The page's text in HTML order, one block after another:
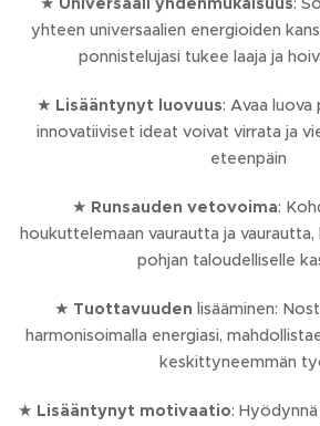
yhteen universaalien energioiden
ponnistelujasi tukee laaja ja
★ Lisääntynyt luovuus: Avaa luova
innovatiiviset ideat voivat virrata ja
eteenpäin
★ Runsauden vetovoima:
houkuttelemaan vaurautta ja vaurautta,
pohjan taloudelliselle
★ Tuottavuuden lisääminen:
harmonisoimalla energiasi,
keskittyneemmän
★ Lisääntynyt motivaatio: